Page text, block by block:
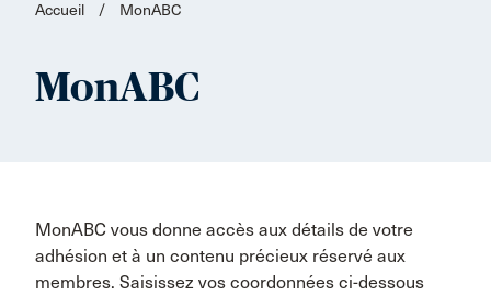
Accueil / MonABC
MonABC
MonABC vous donne accès aux détails de votre
adhésion et à un contenu précieux réservé aux
membres. Saisissez vos coordonnées ci-dessous